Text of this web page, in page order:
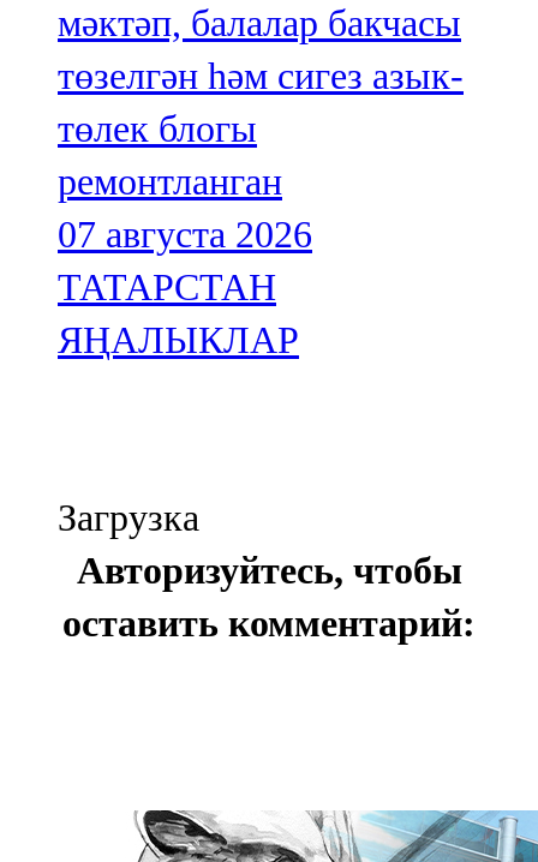
мәктәп, балалар бакчасы
төзелгән һәм сигез азык-
төлек блогы
ремонтланган
07 августа 2026
ТАТАРСТАН
ЯҢАЛЫКЛАР
Загрузка
Авторизуйтесь, чтобы
оставить комментарий: